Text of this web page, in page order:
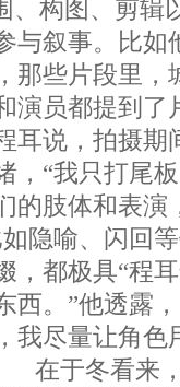
、构图、剪辑
与叙事。比如
那些片段里，
演员都提到了
耳说，拍摄期
，“我只打尾
的肢体和表演
隐喻、闪回
，都极具“程
西。”他透露
我尽量让角色
在于冬看来